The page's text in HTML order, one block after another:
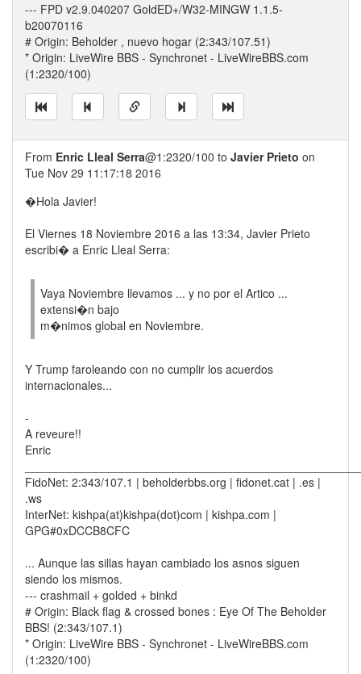
--- FPD v2.9.040207 GoldED+/W32-MINGW 1.1.5-
b20070116
# Origin: Beholder , nuevo hogar (2:343/107.51)
* Origin: LiveWire BBS - Synchronet - LiveWireBBS.com
(1:2320/100)
From Enric Lleal Serra@1:2320/100 to Javier Prieto on
Tue Nov 29 11:17:18 2016
�Hola Javier!
El Viernes 18 Noviembre 2016 a las 13:34, Javier Prieto
escribi� a Enric Lleal Serra:
Vaya Noviembre llevamos ... y no por el Artico ...
extensi�n bajo
m�nimos global en Noviembre.
Y Trump faroleando con no cumplir los acuerdos
internacionales...
-
A reveure!!
Enric
FidoNet: 2:343/107.1 | beholderbbs.org | fidonet.cat | .es |
.ws
InterNet: kishpa(at)kishpa(dot)com | kishpa.com |
GPG#0xDCCB8CFC
... Aunque las sillas hayan cambiado los asnos siguen
siendo los mismos.
--- crashmail + golded + binkd
# Origin: Black flag & crossed bones : Eye Of The Beholder
BBS! (2:343/107.1)
* Origin: LiveWire BBS - Synchronet - LiveWireBBS.com
(1:2320/100)